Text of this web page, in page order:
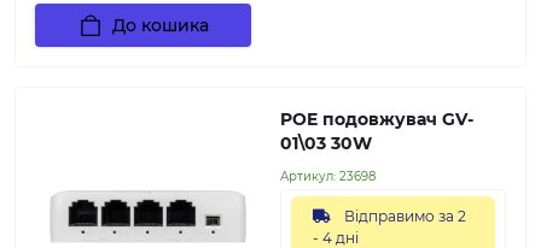
До кошика
POE подовжувач GV-
01\03 30W
Артикул: 23698
Відправимо за 2
- 4 дні